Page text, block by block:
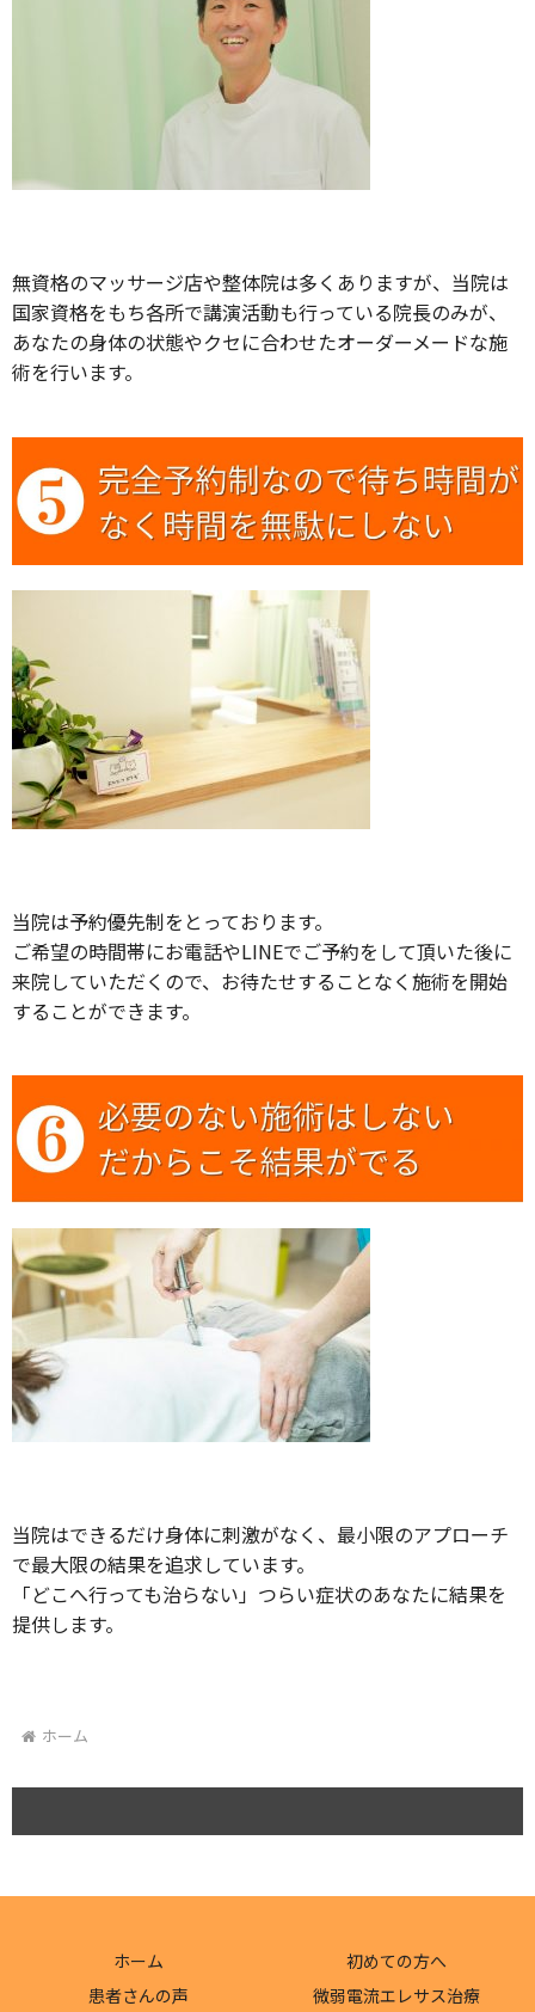
無資格のマッサージ店や整体院は多くありますが、当院は
国家資格をもち各所で講演活動も行っている院長のみが、
あなたの身体の状態やクセに合わせたオーダーメードな施
術を行います。
当院は予約優先制をとっております。
ご希望の時間帯にお電話やLINEでご予約をして頂いた後に
来院していただくので、お待たせすることなく施術を開始
することができます。
当院はできるだけ身体に刺激がなく、最小限のアプローチ
で最大限の結果を追求しています。
「どこへ行っても治らない」つらい症状のあなたに結果を
提供します。
ホーム
ホーム
初めての方へ
患者さんの声
微弱電流エレサス治療